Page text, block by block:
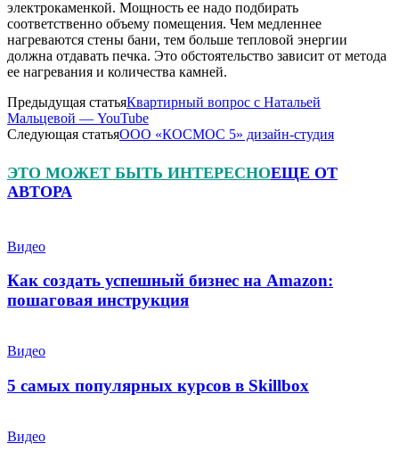
электрокаменкой. Мощность ее надо подбирать
соответственно объему помещения. Чем медленнее
нагреваются стены бани, тем больше тепловой энергии
должна отдавать печка. Это обстоятельство зависит от метода
ее нагревания и количества камней.
Предыдущая статьяКвартирный вопрос с Натальей
Мальцевой — YouTube
Следующая статьяООО «КОСМОС 5» дизайн-студия
ЭТО МОЖЕТ БЫТЬ ИНТЕРЕСНОЕЩЕ ОТ
АВТОРА
Видео
Как создать успешный бизнес на Amazon:
пошаговая инструкция
Видео
5 самых популярных курсов в Skillbox
Видео